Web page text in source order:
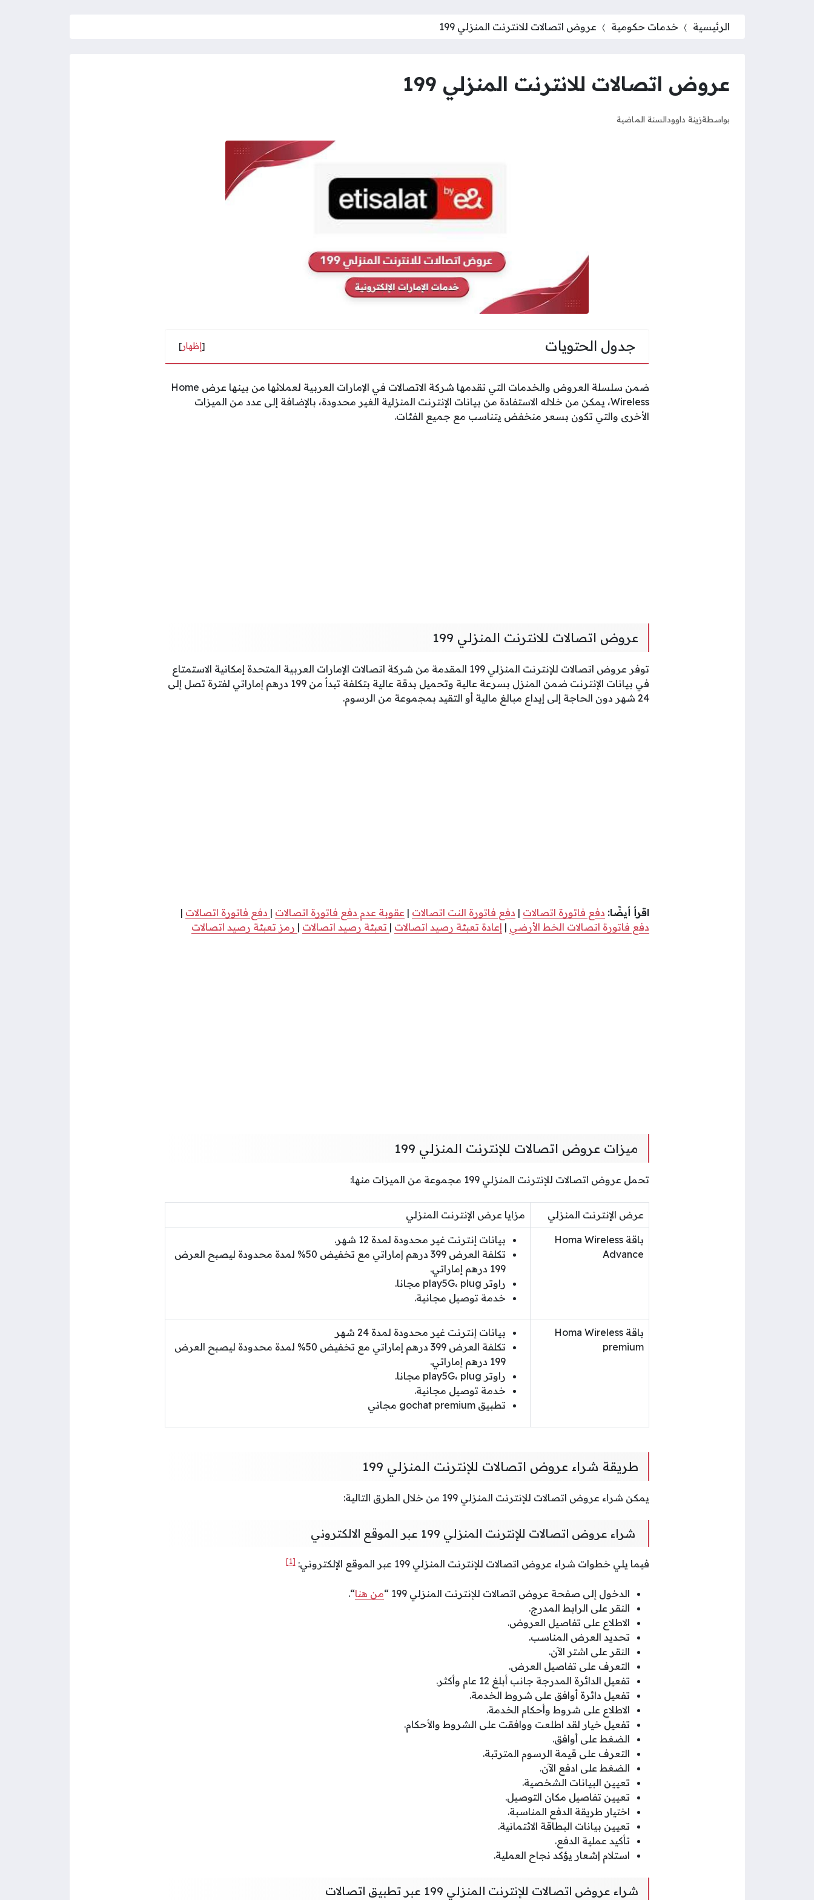
الرئيسية خدمات حكومية عروض اتصالات للانترنت المنزلي 199
عروض اتصالات للانترنت المنزلي 199
بواسطةزينة داوودالسنة الماضية
جدول الحتويات [إظهار]
ضمن سلسلة العروض والخدمات التي تقدمها شركة الاتصالات في الإمارات العربية لعملائها من بينها عرض Home
Wireless، يمكن من خلاله الاستفادة من بيانات الإنترنت المنزلية الغير محدودة، بالإضافة إلى عدد من الميزات
الأخرى والتي تكون بسعر منخفض يتناسب مع جميع الفئات.
عروض اتصالات للانترنت المنزلي 199
توفر عروض اتصالات للإنترنت المنزلي 199 المقدمة من شركة اتصالات الإمارات العربية المتحدة إمكانية الاستمتاع
في بيانات الإنترنت ضمن المنزل بسرعة عالية وتحميل بدقة عالية بتكلفة تبدأ من 199 درهم إماراتي لفترة تصل إلى
24 شهر دون الحاجة إلى إيداع مبالغ مالية أو التقيد بمجموعة من الرسوم.
اقرأ أيضًا: دفع فاتورة اتصالات | دفع فاتورة النت اتصالات | عقوبة عدم دفع فاتورة اتصالات | دفع فاتورة اتصالات |
دفع فاتورة اتصالات الخط الأرضي | إعادة تعبئة رصيد اتصالات | تعبئة رصيد اتصالات | رمز تعبئة رصيد اتصالات
ميزات عروض اتصالات للإنترنت المنزلي 199
تحمل عروض اتصالات للإنترنت المنزلي 199 مجموعة من الميزات منها:
عرض الإنترنت المنزلي مزايا عرض الإنترنت المنزلي
باقة Homa Wireless
Advance
بيانات إنترنت غير محدودة لمدة 12 شهر.
تكلفة العرض 399 درهم إماراتي مع تخفيض 50% لمدة محدودة ليصبح العرض
199 درهم إماراتي.
راوتر play5G، plug مجانا.
خدمة توصيل مجانية.
باقة Homa Wireless
premium
بيانات إنترنت غير محدودة لمدة 24 شهر
تكلفة العرض 399 درهم إماراتي مع تخفيض 50% لمدة محدودة ليصبح العرض
199 درهم إماراتي.
راوتر play5G، plug مجانا.
خدمة توصيل مجانية.
تطبيق gochat premium مجاني
طريقة شراء عروض اتصالات للإنترنت المنزلي 199
يمكن شراء عروض اتصالات للإنترنت المنزلي 199 من خلال الطرق التالية:
شراء عروض اتصالات للإنترنت المنزلي 199 عبر الموقع الالكتروني
فيما يلي خطوات شراء عروض اتصالات للإنترنت المنزلي 199 عبر الموقع الإلكتروني: [1]
الدخول إلى صفحة عروض اتصالات للإنترنت المنزلي 199 “ من هنا“.
النقر على الرابط المدرج.
الاطلاع على تفاصيل العروض.
تحديد العرض المناسب.
النقر على اشتر الآن.
التعرف على تفاصيل العرض.
تفعيل الدائرة المدرجة جانب أبلغ 12 عام وأكثر.
تفعيل دائرة أوافق على شروط الخدمة.
الاطلاع على شروط وأحكام الخدمة.
تفعيل خيار لقد اطلعت ووافقت على الشروط والأحكام.
الضغط على أوافق.
التعرف على قيمة الرسوم المترتبة.
الضغط على ادفع الآن.
تعيين البيانات الشخصية.
تعيين تفاصيل مكان التوصيل.
اختيار طريقة الدفع المناسبة.
تعيين بيانات البطاقة الائتمانية.
تأكيد عملية الدفع.
استلام إشعار يؤكد نجاح العملية.
شراء عروض اتصالات للإنترنت المنزلي 199 عبر تطبيق اتصالات